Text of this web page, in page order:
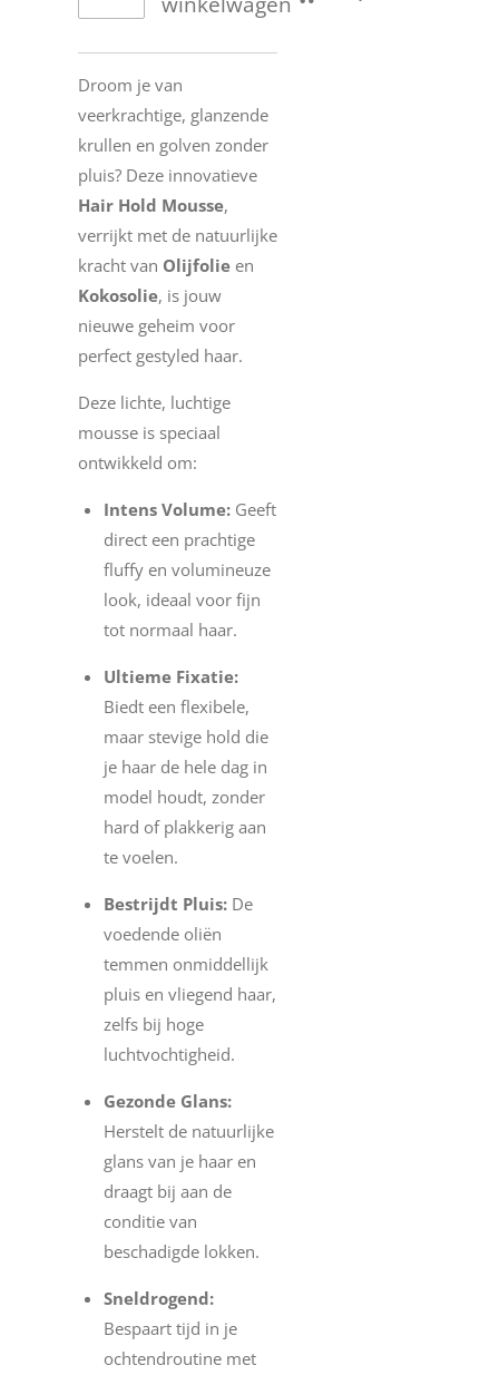
Droom je van
veerkrachtige, glanzende
krullen en golven zonder
pluis? Deze innovatieve
Hair Hold Mousse,
verrijkt met de natuurlijke
kracht van Olijfolie en
Kokosolie, is jouw
nieuwe geheim voor
perfect gestyled haar.
Deze lichte, luchtige
mousse is speciaal
ontwikkeld om:
Intens Volume:Geeft
direct een prachtige
fluffy en volumineuze
look, ideaal voor fijn
tot normaal haar.
Ultieme Fixatie:
Biedt een flexibele,
maar stevige hold die
je haar de hele dag in
model houdt, zonder
hard of plakkerig aan
te voelen.
Bestrijdt Pluis:De
voedende oliën
temmen onmiddellijk
pluis en vliegend haar,
zelfs bij hoge
luchtvochtigheid.
Gezonde Glans:
Herstelt de natuurlijke
glans van je haar en
draagt bij aan de
conditie van
beschadigde lokken.
Sneldrogend:
Bespaart tijd in je
ochtendroutine met